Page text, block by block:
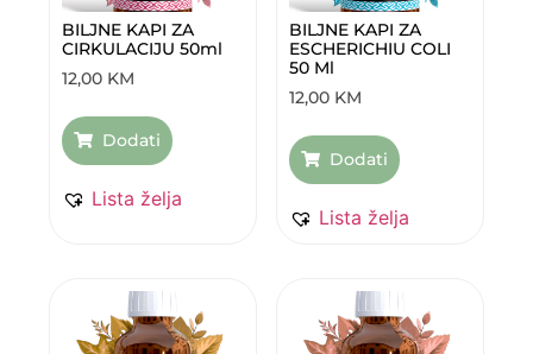
BILJNE KAPI ZA
CIRKULACIJU 50ml
12,00 KM
Dodati
Lista želja
BILJNE KAPI ZA
ESCHERICHIU COLI
50 Ml
12,00 KM
Dodati
Lista želja